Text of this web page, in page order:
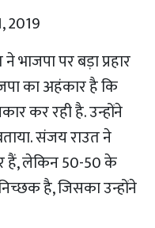
2019
पर बड़ा प्रहार
का अहंकार है कि
कर रही है. उन्होंने
संजय राउत ने
हैं, लेकिन 50-50 के
है, जिसका उन्होंने